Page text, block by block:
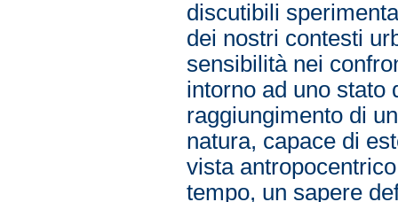
discutibili
dei nostri contesti
sensibilità nei
intorno ad uno stato
raggiungimento di
natura, capace di
vista
tempo, un sapere